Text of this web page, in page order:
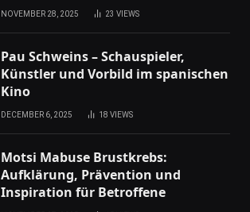
NOVEMBER 28, 2025 23 VIEWS
Pau Schweins – Schauspieler,
Künstler und Vorbild im spanischen
Kino
DECEMBER 6, 2025 18 VIEWS
Motsi Mabuse Brustkrebs:
Aufklärung, Prävention und
Inspiration für Betroffene